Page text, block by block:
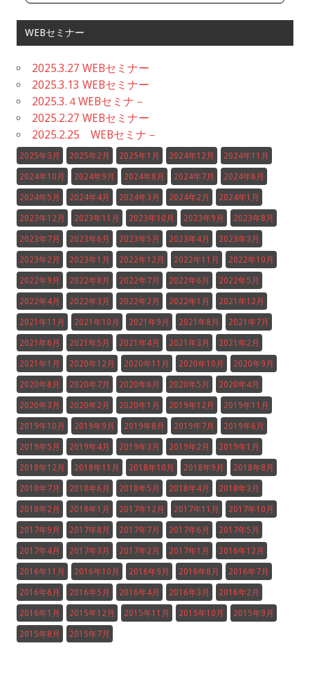
WEBセミナー
2025.3.27 WEBセミナー
2025.3.13 WEBセミナー
2025.3.４WEBセミナ－
2025.2.27 WEBセミナー
2025.2.25 WEBセミナ－
2025年3月 2025年2月 2025年1月 2024年12月 2024年11月
2024年10月 2024年9月 2024年8月 2024年7月 2024年6月
2024年5月 2024年4月 2024年3月 2024年2月 2024年1月
2023年12月 2023年11月 2023年10月 2023年9月 2023年8月
2023年7月 2023年6月 2023年5月 2023年4月 2023年3月
2023年2月 2023年1月 2022年12月 2022年11月 2022年10月
2022年9月 2022年8月 2022年7月 2022年6月 2022年5月
2022年4月 2022年3月 2022年2月 2022年1月 2021年12月
2021年11月 2021年10月 2021年9月 2021年8月 2021年7月
2021年6月 2021年5月 2021年4月 2021年3月 2021年2月
2021年1月 2020年12月 2020年11月 2020年10月 2020年9月
2020年8月 2020年7月 2020年6月 2020年5月 2020年4月
2020年3月 2020年2月 2020年1月 2019年12月 2019年11月
2019年10月 2019年9月 2019年8月 2019年7月 2019年6月
2019年5月 2019年4月 2019年3月 2019年2月 2019年1月
2018年12月 2018年11月 2018年10月 2018年9月 2018年8月
2018年7月 2018年6月 2018年5月 2018年4月 2018年3月
2018年2月 2018年1月 2017年12月 2017年11月 2017年10月
2017年9月 2017年8月 2017年7月 2017年6月 2017年5月
2017年4月 2017年3月 2017年2月 2017年1月 2016年12月
2016年11月 2016年10月 2016年9月 2016年8月 2016年7月
2016年6月 2016年5月 2016年4月 2016年3月 2016年2月
2016年1月 2015年12月 2015年11月 2015年10月 2015年9月
2015年8月 2015年7月